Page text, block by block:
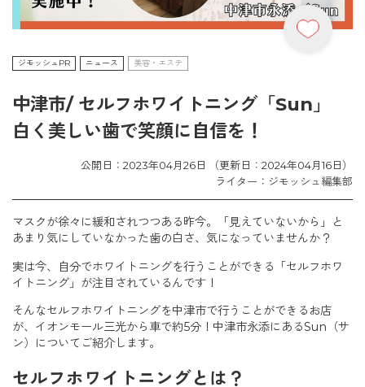
ジモッシュPR ニュース 美容・エステ
中津市/ セルフホワイトニング「Sun」
白く美しい歯で笑顔に自信を！
公開日：2023年04月26日 （更新日：2024年04月16日）
ライター：ジモッシュ編集部
マスクが徐々に緩和されつつある昨今。「見えていないから」と
あまり気にしていなかった歯の白さ、気になっていませんか？
実は今、自分でホワイトニングを行うことができる「セルフホワ
イトニング」が注目されているんです！
そんなセルフホワイトニングを中津市で行うことができるお店
が、イオンモール三光から車で約5分！中津市永添にあるSun（サ
ン）についてご紹介します。
セルフホワイトニングとは？